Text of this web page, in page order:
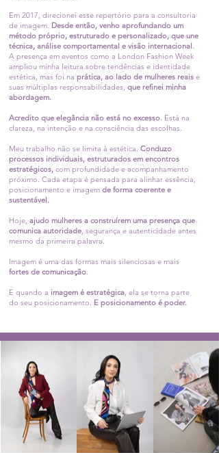
Em 2017, direcionei esse repertório para a consultoria
de imagem. Desde então, venho aprofundando um
método próprio, estruturado e personalizado, que une
técnica, análise comportamental e visão internacional.
A presença em eventos como a London Fashion Week
ampliou minha leitura sobre tendências e identidade
estética, mas foi na prática, ao lado de mulheres reais e
suas múltiplas responsabilidades, que refinei minha
abordagem.
Acredito que elegância não está no excesso. Está na
clareza, na intenção e na consciência das escolhas.
Meu trabalho não se limita à estética. Conduzo
processos individuais, estruturados em encontros
estratégicos, com profundidade e acompanhamento
próximo. Cada etapa é pensada para alinhar essência,
posicionamento e imagem de forma coerente e
sustentável.
Hoje, ajudo mulheres a construírem uma presença que
comunica autoridade, segurança e autenticidade antes
mesmo da primeira palavra.
Imagem é uma das formas mais silenciosas e mais
fortes de comunicação.
E quando a imagem é estratégica, ela se torna parte
do seu posicionamento. E posicionamento é poder.